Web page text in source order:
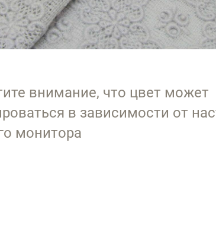
внимание, что цвет может
в зависимости от
монитора